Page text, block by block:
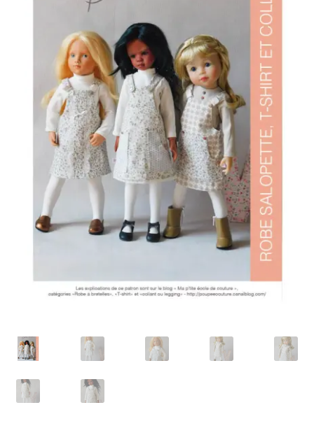
Page Boutique
Politique de confidentialité
Politique de cookies (UE)
Validation de la commande